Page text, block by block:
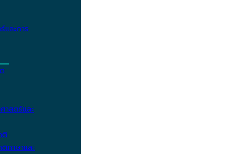
ละการ
สตร์และ
ติ
ภาษาและ